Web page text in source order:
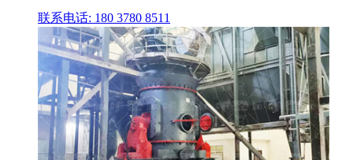
联系电话: 180 3780 8511